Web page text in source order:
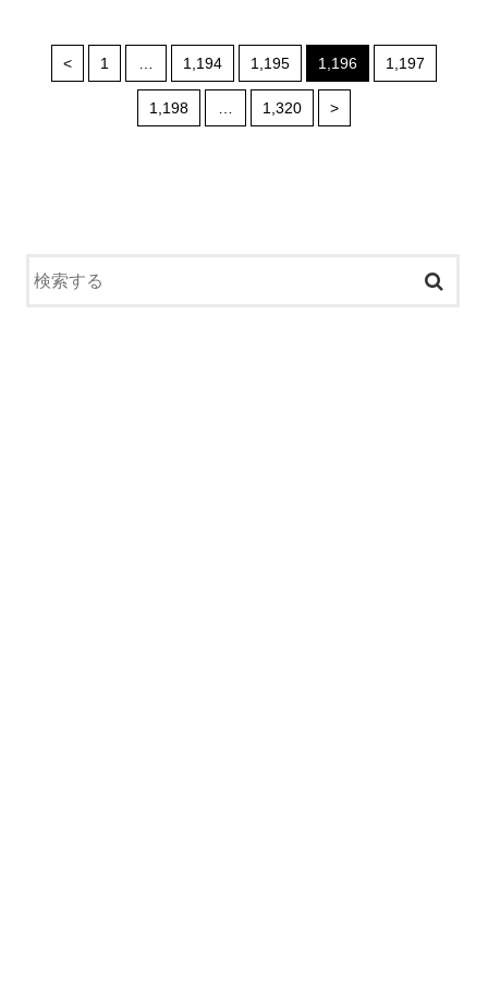
< 1 … 1,194 1,195 1,196 1,197
1,198 1,320 >